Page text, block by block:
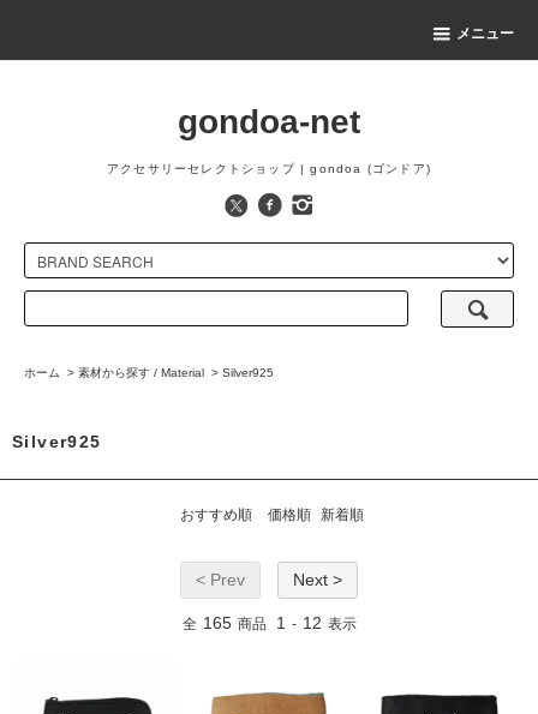
メニュー
gondoa-net
アクセサリーセレクトショップ | gondoa (ゴンドア)
ホーム > 素材から探す / Material > Silver925
Silver925
おすすめ順 価格順 新着順
< Prev Next >
全 165 商品 1 - 12 表示